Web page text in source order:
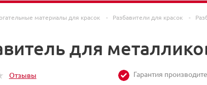
материалы для красок - Разбавители для красок -
для
Отзывы Гарантия